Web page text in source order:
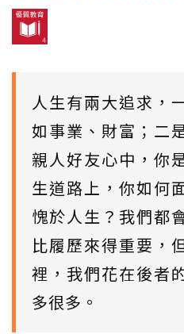
人生有兩大追求，
如事業、財富；二
親人好友心中，你
生道路上，你如何
愧於人生？我們都
比履歷來得重要，
裡，我們花在後者
多很多。